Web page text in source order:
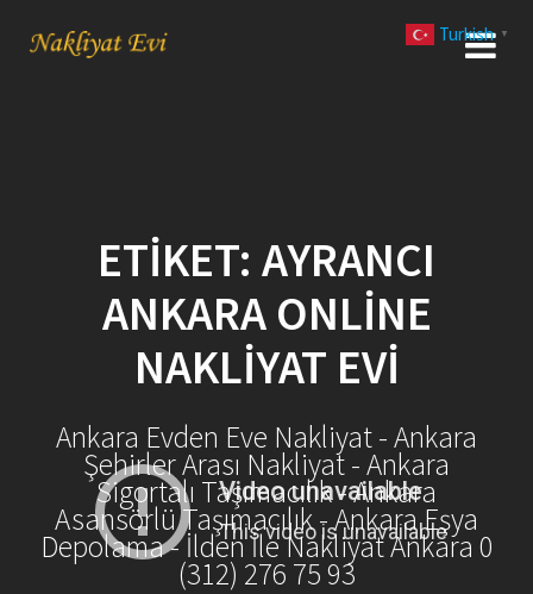
ETIKET: AYRANCI
ANKARA ONLINE
NAKLIYAT EVI
Ankara Evden Eve Nakliyat - Ankara
Şehirler Arası Nakliyat - Ankara
Sigortalı Taşımacılık - Ankara
Asansörlü Taşımacılık - Ankara Eşya
Depolama - İlden İle Nakliyat Ankara 0
(312) 276 75 93
Turkish ▼